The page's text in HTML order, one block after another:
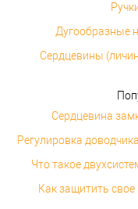
Дугообразные
Сердцевины
Сердцевина
Регулировка
Что такое
Как защитить